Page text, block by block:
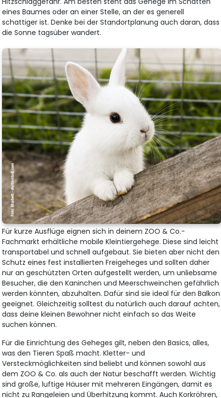
eines Baumes oder an einer Stelle, an der es generell
schattiger ist. Denke bei der Standortplanung auch daran, dass
die Sonne tagsüber wandert.
Für kurze Ausflüge eignen sich in deinem ZOO & Co.-
Fachmarkt erhältliche mobile Kleintiergehege. Diese sind leicht
transportabel und schnell aufgebaut. Sie bieten aber nicht den
Schutz eines fest installierten Freigeheges und sollten daher
nur an geschützten Orten aufgestellt werden, um unliebsame
Besucher, die den Kaninchen und Meerschweinchen gefährlich
werden könnten, abzuhalten. Dafür sind sie ideal für den Balkon
geeignet. Gleichzeitig solltest du natürlich auch darauf achten,
dass deine kleinen Bewohner nicht einfach so das Weite
suchen können.
Für die Einrichtung des Geheges gilt, neben den Basics, alles,
was den Tieren Spaß macht. Kletter- und
Versteckmöglichkeiten sind beliebt und können sowohl aus
dem ZOO & Co. als auch der Natur beschafft werden. Wichtig
sind große, luftige Häuser mit mehreren Eingängen, damit es
nicht zu Rangeleien und Überhitzung kommt. Auch Korkröhren,